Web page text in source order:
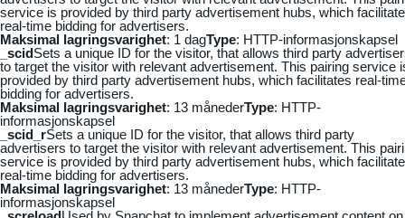
service is provided by third party advertisement hubs, which
real-time bidding for advertisers.
Maksimal lagringsvarighet: 1 dagType: HTTP-informasjonskapsel
_scidSets a unique ID for the visitor, that allows third party
to target the visitor with relevant advertisement. This pairing service
provided by third party advertisement hubs, which facilitates real-
bidding for advertisers.
Maksimal lagringsvarighet: 13 månederType: HTTP-
informasjonskapsel
_scid_rSets a unique ID for the visitor, that allows third party
advertisers to target the visitor with relevant advertisement. This
service is provided by third party advertisement hubs, which
real-time bidding for advertisers.
Maksimal lagringsvarighet: 13 månederType: HTTP-
informasjonskapsel